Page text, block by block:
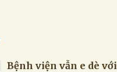
Bệnh viện vẫn e dè với